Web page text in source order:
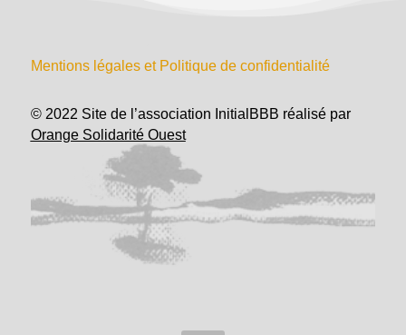
Mentions légales et Politique de confidentialité
© 2022 Site de l’association InitialBBB réalisé par
Orange Solidarité Ouest